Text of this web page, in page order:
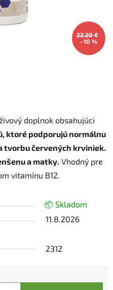
doplnok obsahujúci
ktoré podporujú normálnu
tvorbu červených krviniek.
a matky. Vhodný pre
vitamínu B12.
📦 Skladom
11.8.2026
2312
22,20 €
–10 %